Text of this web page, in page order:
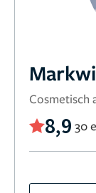
Cosmetisch
8,9 30